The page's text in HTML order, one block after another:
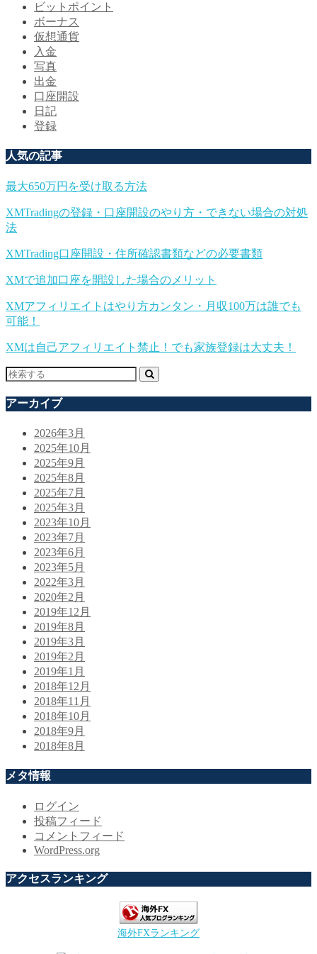
ビットポイント
ボーナス
仮想通貨
入金
写真
出金
口座開設
日記
登録
人気の記事
最大650万円を受け取る方法
XMTradingの登録・口座開設のやり方・できない場合の対処
法
XMTrading口座開設・住所確認書類などの必要書類
XMで追加口座を開設した場合のメリット
XMアフィリエイトはやり方カンタン・月収100万は誰でも
可能！
XMは自己アフィリエイト禁止！でも家族登録は大丈夫！
アーカイブ
2026年3月
2025年10月
2025年9月
2025年8月
2025年7月
2025年3月
2023年10月
2023年7月
2023年6月
2023年5月
2022年3月
2020年2月
2019年12月
2019年8月
2019年3月
2019年2月
2019年1月
2018年12月
2018年11月
2018年10月
2018年9月
2018年8月
メタ情報
ログイン
投稿フィード
コメントフィード
WordPress.org
アクセスランキング
海外FXランキング